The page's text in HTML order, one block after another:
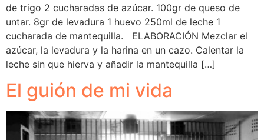
de trigo 2 cucharadas de azúcar. 100gr de queso de
untar. 8gr de levadura 1 huevo 250ml de leche 1
cucharada de mantequilla. ELABORACIÓN Mezclar el
azúcar, la levadura y la harina en un cazo. Calentar la
leche sin que hierva y añadir la mantequilla […]
El guión de mi vida